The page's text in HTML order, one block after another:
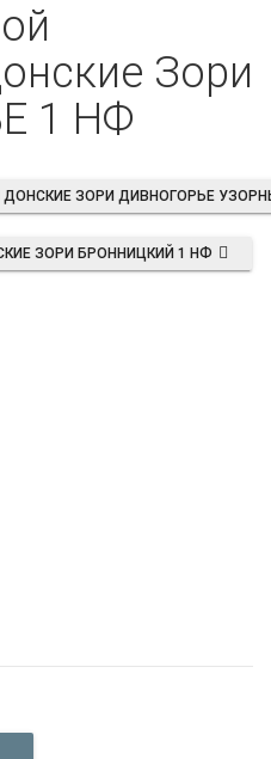
Зори
1 НФ
ЗОРИ ДИВНОГОРЬЕ
ЗОРИ БРОННИЦКИЙ 1 НФ